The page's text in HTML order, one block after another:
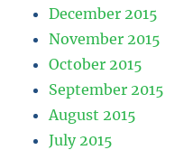
December 2015
November 2015
October 2015
September 2015
August 2015
July 2015